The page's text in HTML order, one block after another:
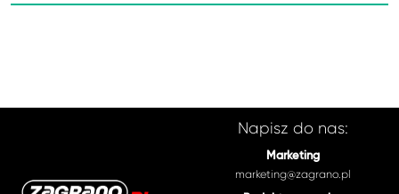
Napisz do nas:
Marketing
marketing@zagrano.pl